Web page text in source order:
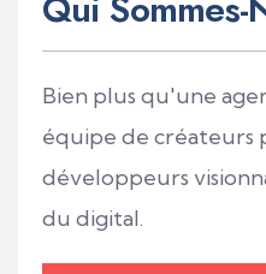
Bien plus qu'une
équipe de créateurs
développeurs
du digital.